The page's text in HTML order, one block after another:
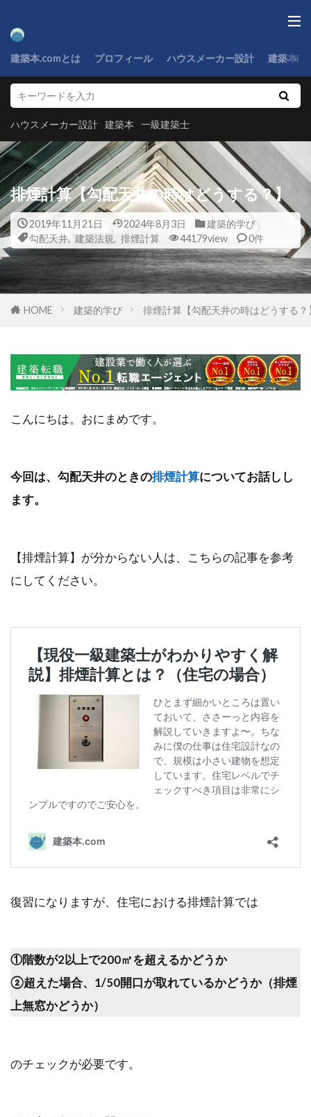
建築本.comとは プロフィール ハウスメーカー設計 建築本
ハウスメーカー設計 建築本 一級建築士
排煙計算【勾配天井の時はどうする？】
2019年11月21日 2024年8月3日
建築的学び
勾配天井, 建築法規 排煙計算 44179view 0件
HOME 建築的学び 排煙計算【勾配天井の時はどうする？
こんにちは。おにまめです。
今回は、勾配天井のときの排煙計算についてお話しし
ます。
【排煙計算】が分からない人は、こちらの記事を参考
にしてください。
復習になりますが、住宅における排煙計算では
①階数が2以上で200㎡を超えるかどうか
②超えた場合、1/50開口が取れているかどうか（排煙
上無窓かどうか）
のチェックが必要です。